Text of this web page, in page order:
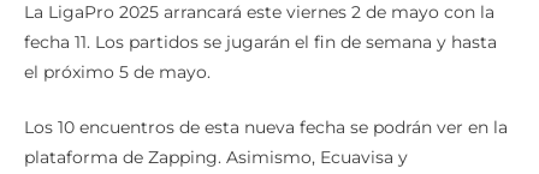
La LigaPro 2025 arrancará este viernes 2 de mayo con la
fecha 11. Los partidos se jugarán el fin de semana y hasta
el próximo 5 de mayo.
Los 10 encuentros de esta nueva fecha se podrán ver en la
plataforma de Zapping. Asimismo, Ecuavisa y